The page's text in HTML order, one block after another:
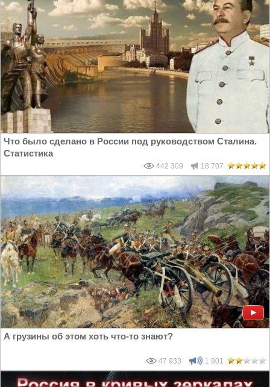
Что было сделано в России под руководством Сталина.
Статистика
442 309 18 707
А грузины об этом хоть что-то знают?
47 933 1 901